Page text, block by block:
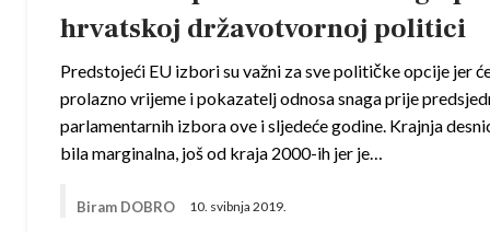
hrvatskoj državotvornoj politici
Predstojeći EU izbori su važni za sve političke opcije jer
prolazno vrijeme i pokazatelj odnosa snaga prije
parlamentarnih izbora ove i sljedeće godine. Krajnja
bila marginalna, još od kraja 2000-ih jer je…
Biram DOBRO 10. svibnja 2019.